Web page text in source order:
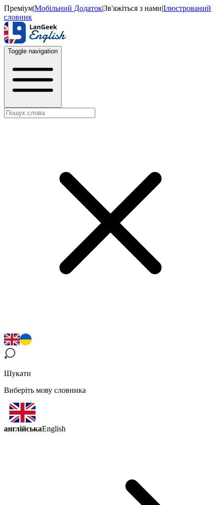
Преміум|Мобільний Додаток|Зв'яжіться з нами|Ілюстрований
словник
Toggle navigation
Шукати
Виберіть мову словника
англійськаEnglish